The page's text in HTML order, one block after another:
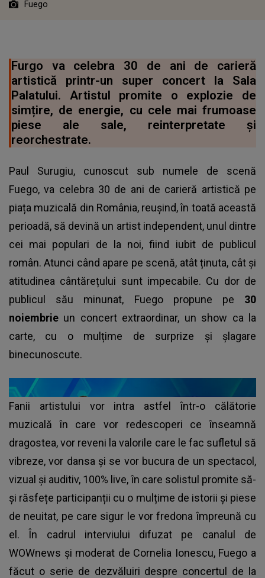
Fuego
Furgo va celebra 30 de ani de carieră
artistică printr-un super concert la Sala
Palatului. Artistul promite o explozie de
simțire, de energie, cu cele mai frumoase
piese ale sale, reinterpretate și
reorchestrate.
Paul Surugiu, cunoscut sub numele de scenă
Fuego, va celebra 30 de ani de carieră artistică pe
piața muzicală din România, reușind, în toată această
perioadă, să devină un artist independent, unul dintre
cei mai populari de la noi, fiind iubit de publicul
român. Atunci când apare pe scenă, atât ținuta, cât și
atitudinea cântărețului sunt impecabile. Cu dor de
publicul său minunat, Fuego propune pe 30
noiembrie un concert extraordinar, un show ca la
carte, cu o mulțime de surprize și șlagare
binecunoscute.
Fanii artistului vor intra astfel într-o călătorie
muzicală în care vor redescoperi ce înseamnă
dragostea, vor reveni la valorile care le fac sufletul să
vibreze, vor dansa și se vor bucura de un spectacol,
vizual și auditiv, 100% live, în care solistul promite să-
și răsfețe participanții cu o mulțime de istorii și piese
de neuitat, pe care sigur le vor fredona împreună cu
el. În cadrul interviului difuzat pe canalul de
WOWnews și moderat de Cornelia Ionescu, Fuego a
făcut o serie de dezvăluiri despre concertul de la